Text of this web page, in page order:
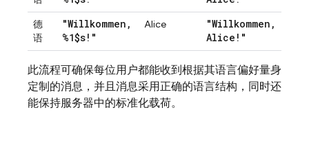
德
语
"Willkommen ,
%1$s!"
Alice "Willkommen ,
Alice!"
此流程可确保每位用户都能收到根据其语言偏好量身
定制的消息，并且消息采用正确的语言结构，同时还
能保持服务器中的标准化载荷。